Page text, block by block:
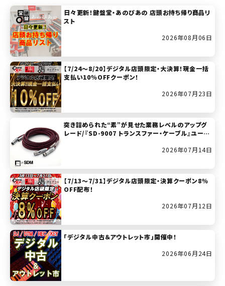
日々更新！鍵盤堂・あのぴあの 店頭お持ち帰り商品リ
スト
2026年08月06日
【7/24～8/20】デジタル店頭限定・大決算！現金一括
支払い10％OFFクーポン！
2026年07月23日
突き詰められた“素”が見せた業務レベルのアップグ
レード/『SD-9007 トランスファー・ケーブル』ユーザ
2026年07月14日
【7/13～7/31】デジタル店頭限定・決算クーポン8％
OFF配布！
2026年07月12日
「デジタル中古＆アウトレット市」開催中！
2026年06月24日